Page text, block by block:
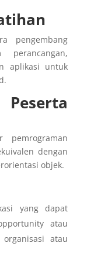
pengembang
aplikasi untuk
pemrograman
dengan
objek.
yang dapat
atau
atau